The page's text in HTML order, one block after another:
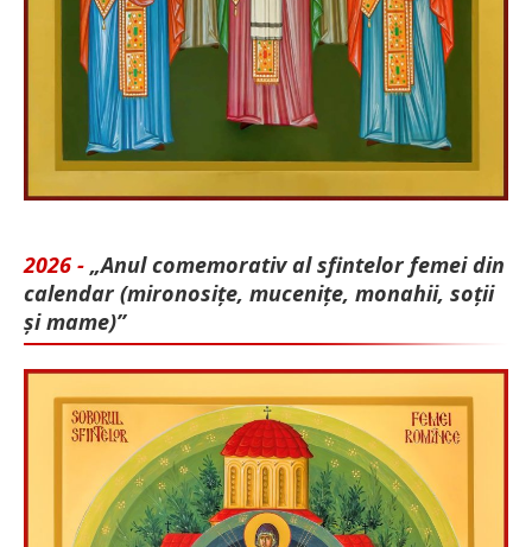
2026 - „Anul comemorativ al sfintelor femei din
calendar (mironosițe, mu­cenițe, monahii, soții
și mame)”